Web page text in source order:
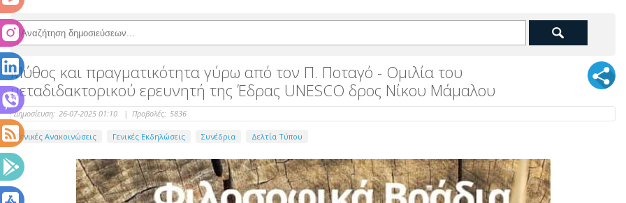
Μύθος και πραγματικότητα γύρω από τον Π. Ποταγό - Ομιλία του
μεταδιδακτορικού ερευνητή της Έδρας UNESCO δρος Νίκου Μάμαλου
Δημοσίευση: 26-07-2025 01:10 | Προβολές: 5836
Γενικές Ανακοινώσεις Γενικές Εκδηλώσεις Συνέδρια Δελτία Τύπου